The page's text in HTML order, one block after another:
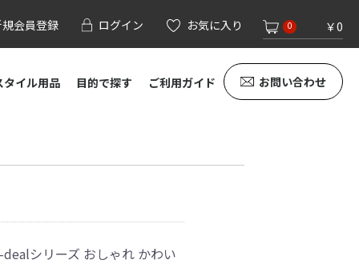
会員登録 ログイン お気に入り 0 ￥0
タイル用品 目的で探す ご利用ガイド お問い合わせ
シリーズ おしゃれ かわい